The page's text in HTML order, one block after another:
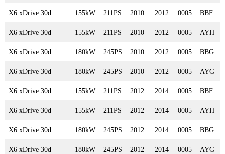
X6 xDrive 30d 155kW 211PS 2010 2012 0005 BBF
X6 xDrive 30d 155kW 211PS 2010 2012 0005 AYH
X6 xDrive 30d 180kW 245PS 2010 2012 0005 BBG
X6 xDrive 30d 180kW 245PS 2010 2012 0005 AYG
X6 xDrive 30d 155kW 211PS 2012 2014 0005 BBF
X6 xDrive 30d 155kW 211PS 2012 2014 0005 AYH
X6 xDrive 30d 180kW 245PS 2012 2014 0005 BBG
X6 xDrive 30d 180kW 245PS 2012 2014 0005 AYG